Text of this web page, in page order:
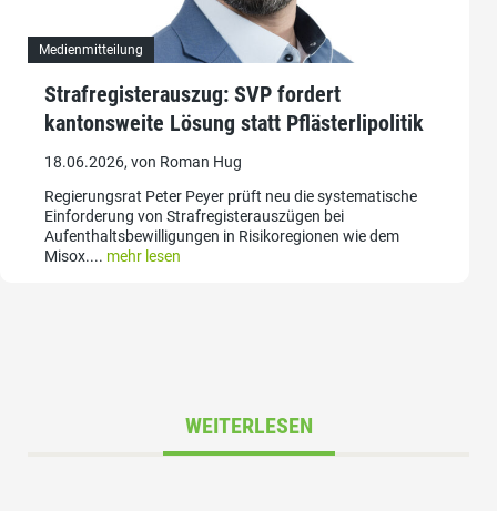
Medienmitteilung
Strafregisterauszug: SVP fordert
kantonsweite Lösung statt Pflästerlipolitik
18.06.2026, von Roman Hug
Regierungsrat Peter Peyer prüft neu die systematische
Einforderung von Strafregisterauszügen bei
Aufenthaltsbewilligungen in Risikoregionen wie dem
Misox.... mehr lesen
WEITERLESEN